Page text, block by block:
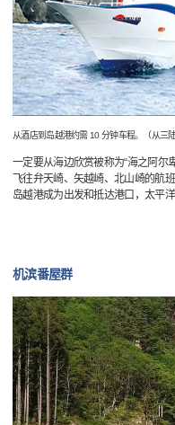
从酒店到岛越港约需 10 分钟车程。（从三
一定要从海边欣赏被称为“海之阿尔
飞往弁天崎、矢越崎、北山崎的航班
岛越港成为出发和抵达港口，太平
机滨番屋群